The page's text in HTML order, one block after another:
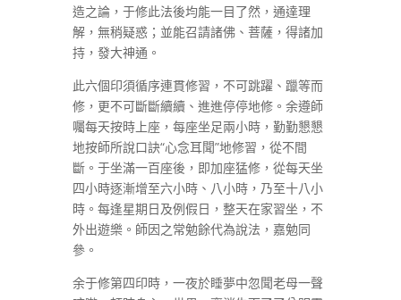
造之論，于修此法後均能一目了然，通達理
解，無稍疑惑；並能召請諸佛、菩薩，得諸加
持，發大神通。
此六個印須循序連貫修習，不可跳躍、躐等而
修，更不可斷斷續續、進進停停地修。余遵師
囑每天按時上座，每座坐足兩小時，勤勤懇懇
地按師所說口訣“心念耳聞”地修習，從不間
斷。于坐滿一百座後，即加座猛修，從每天坐
四小時逐漸增至六小時、八小時，乃至十八小
時。每逢星期日及例假日，整天在家習坐，不
外出遊樂。師因之常勉餘代為說法，嘉勉同
參。
余于修第四印時，一夜於睡夢中忽聞老母一聲